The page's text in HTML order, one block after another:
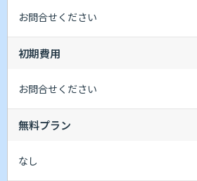
お問合せください
初期費用
お問合せください
無料プラン
なし